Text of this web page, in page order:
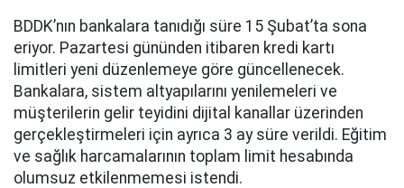
BDDK’nın bankalara tanıdığı süre 15 Şubat’ta sona
eriyor. Pazartesi gününden itibaren kredi kartı
limitleri yeni düzenlemeye göre güncellenecek.
Bankalara, sistem altyapılarını yenilemeleri ve
müşterilerin gelir teyidini dijital kanallar üzerinden
gerçekleştirmeleri için ayrıca 3 ay süre verildi. Eğitim
ve sağlık harcamalarının toplam limit hesabında
olumsuz etkilenmemesi istendi.